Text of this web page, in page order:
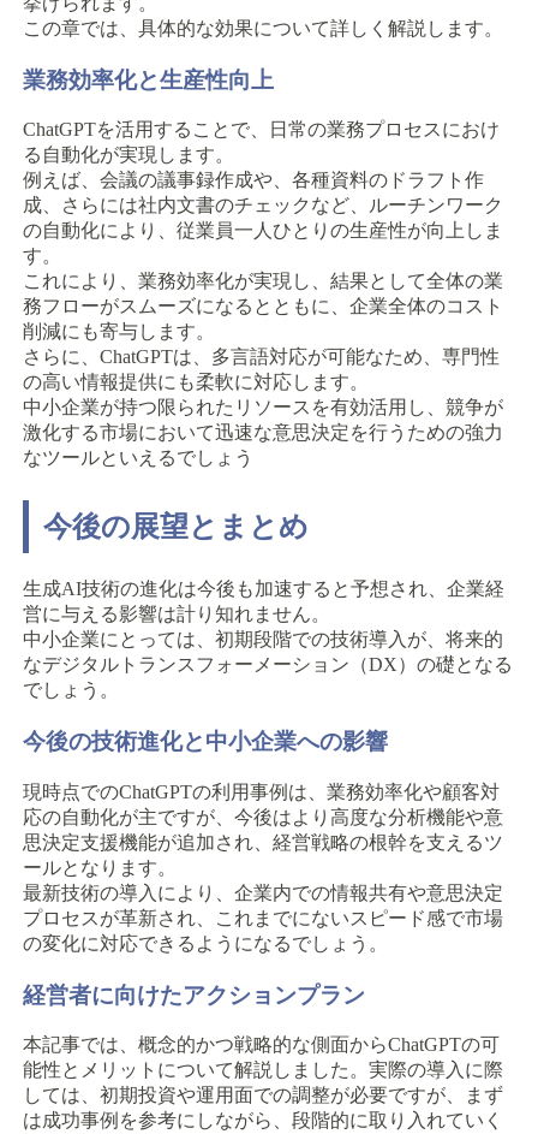
この章では、具体的な効果について詳しく解説します。
業務効率化と生産性向上
ChatGPTを活用することで、日常の業務プロセスにおけ
る自動化が実現します。
例えば、会議の議事録作成や、各種資料のドラフト作
成、さらには社内文書のチェックなど、ルーチンワーク
の自動化により、従業員一人ひとりの生産性が向上しま
す。
これにより、業務効率化が実現し、結果として全体の業
務フローがスムーズになるとともに、企業全体のコスト
削減にも寄与します。
さらに、ChatGPTは、多言語対応が可能なため、専門性
の高い情報提供にも柔軟に対応します。
中小企業が持つ限られたリソースを有効活用し、競争が
激化する市場において迅速な意思決定を行うための強力
なツールといえるでしょう
今後の展望とまとめ
生成AI技術の進化は今後も加速すると予想され、企業経
営に与える影響は計り知れません。
中小企業にとっては、初期段階での技術導入が、将来的
なデジタルトランスフォーメーション（DX）の礎となる
でしょう。
今後の技術進化と中小企業への影響
現時点でのChatGPTの利用事例は、業務効率化や顧客対
応の自動化が主ですが、今後はより高度な分析機能や意
思決定支援機能が追加され、経営戦略の根幹を支えるツ
ールとなります。
最新技術の導入により、企業内での情報共有や意思決定
プロセスが革新され、これまでにないスピード感で市場
の変化に対応できるようになるでしょう。
経営者に向けたアクションプラン
本記事では、概念的かつ戦略的な側面からChatGPTの可
能性とメリットについて解説しました。実際の導入に際
しては、初期投資や運用面での調整が必要ですが、まず
は成功事例を参考にしながら、段階的に取り入れていく